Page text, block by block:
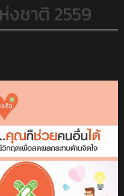
ชาติ 2559